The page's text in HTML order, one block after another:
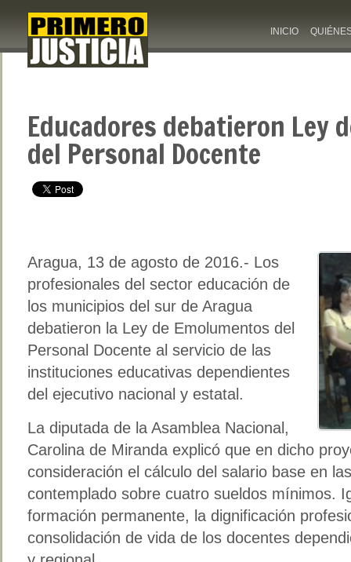
INICIO
Educadores debatieron Ley
del Personal Docente
Aragua, 13 de agosto de 2016.- Los
profesionales del sector educación de
los municipios del sur de Aragua
debatieron la Ley de Emolumentos del
Personal Docente al servicio de las
instituciones educativas dependientes
del ejecutivo nacional y estatal.
La diputada de la Asamblea Nacional,
Carolina de Miranda explicó que en dicho
consideración el cálculo del salario base en
contemplado sobre cuatro sueldos mínimos.
formación permanente, la dignificación
consolidación de vida de los docentes